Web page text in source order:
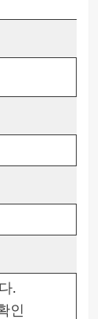
.
인